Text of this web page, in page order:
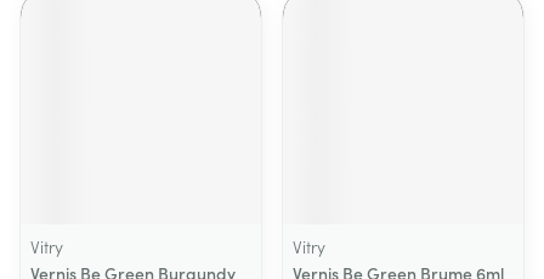
Vitry
Vernis Be Green Burgundy
Vitry
Vernis Be Green Brume 6ml